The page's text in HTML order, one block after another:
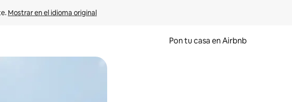
Mostrar en el idioma original
Pon tu casa en Airbnb